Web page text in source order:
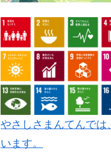
やさしさまんてんでは
います。